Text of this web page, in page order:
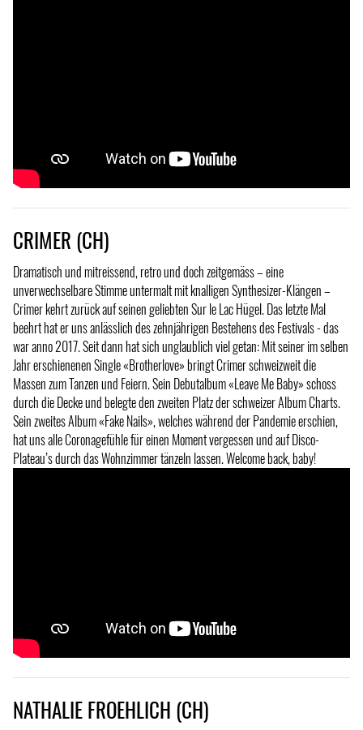
CRIMER (CH)
Dramatisch und mitreissend, retro und doch zeitgemäss – eine
unverwechselbare Stimme untermalt mit knalligen Synthesizer-Klängen –
Crimer kehrt zurück auf seinen geliebten Sur le Lac Hügel. Das letzte Mal
beehrt hat er uns anlässlich des zehnjährigen Bestehens des Festivals - das
war anno 2017. Seit dann hat sich unglaublich viel getan: Mit seiner im selben
Jahr erschienenen Single «Brotherlove» bringt Crimer schweizweit die
Massen zum Tanzen und Feiern. Sein Debutalbum «Leave Me Baby» schoss
durch die Decke und belegte den zweiten Platz der schweizer Album Charts.
Sein zweites Album «Fake Nails», welches während der Pandemie erschien,
hat uns alle Coronagefühle für einen Moment vergessen und auf Disco-
Plateau’s durch das Wohnzimmer tänzeln lassen. Welcome back, baby!
NATHALIE FROEHLICH (CH)